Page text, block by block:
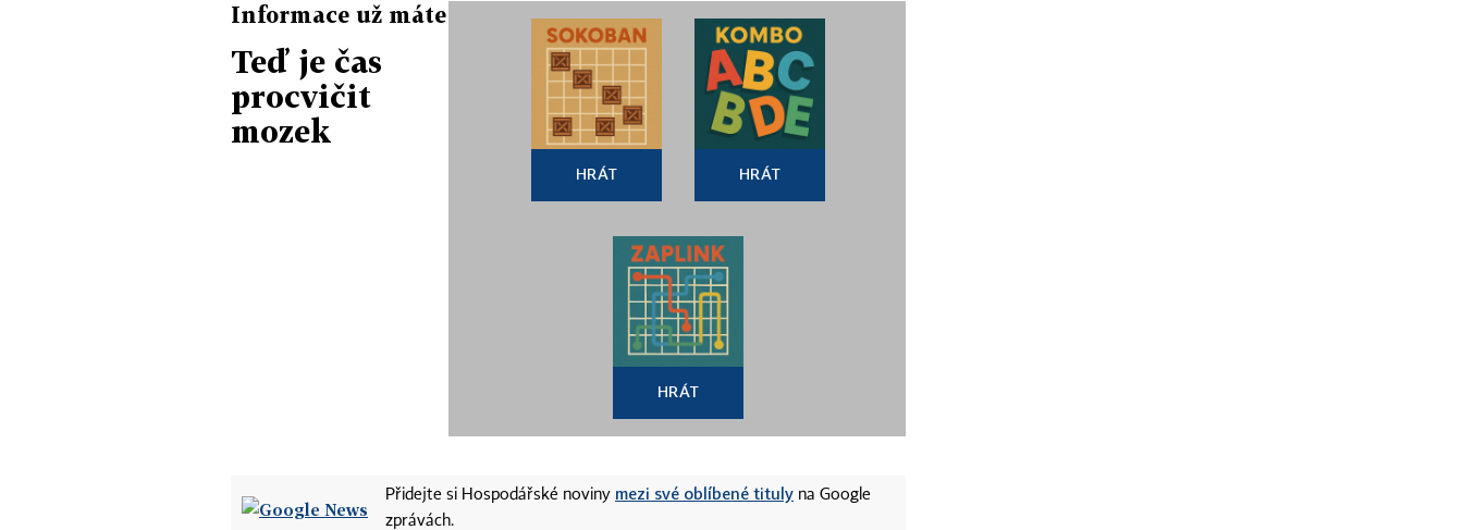
Informace už máte
Teď je čas
procvičit
mozek
HRÁT HRÁT
HRÁT
Přidejte si Hospodářské noviny mezi své oblíbené tituly na Google
zprávách.